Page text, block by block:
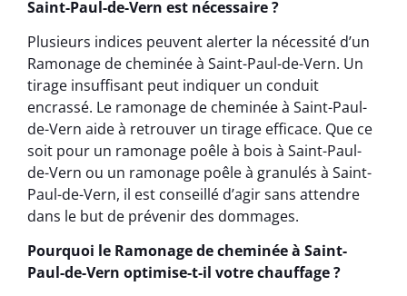
Saint-Paul-de-Vern est nécessaire ?
Plusieurs indices peuvent alerter la nécessité d’un
Ramonage de cheminée à Saint-Paul-de-Vern. Un
tirage insuffisant peut indiquer un conduit
encrassé. Le ramonage de cheminée à Saint-Paul-
de-Vern aide à retrouver un tirage efficace. Que ce
soit pour un ramonage poêle à bois à Saint-Paul-
de-Vern ou un ramonage poêle à granulés à Saint-
Paul-de-Vern, il est conseillé d’agir sans attendre
dans le but de prévenir des dommages.
Pourquoi le Ramonage de cheminée à Saint-
Paul-de-Vern optimise-t-il votre chauffage ?